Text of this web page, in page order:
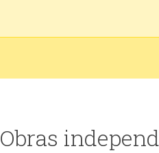
Obras